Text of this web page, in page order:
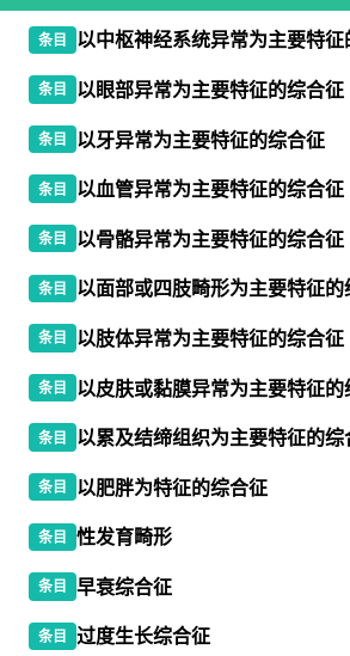
条目 以中枢神经系统异常为主要特征
条目 以眼部异常为主要特征的综合征
条目 以牙异常为主要特征的综合征
条目 以血管异常为主要特征的综合征
条目 以骨骼异常为主要特征的综合征
条目 以面部或四肢畸形为主要特征的
条目 以肢体异常为主要特征的综合征
条目 以皮肤或黏膜异常为主要特征的
条目 以累及结缔组织为主要特征的综
条目 以肥胖为特征的综合征
条目 性发育畸形
条目 早衰综合征
条目 过度生长综合征